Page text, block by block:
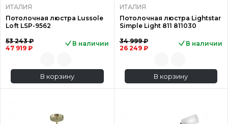
ИТАЛИЯ
Потолочная люстра Lussole
Loft LSP-9562
53 243 ₽
47 919 ₽
В наличии
В корзину
ИТАЛИЯ
Потолочная люстра Lightstar
Simple Light 811 811030
34 999 ₽
26 249 ₽
В наличии
В корзину